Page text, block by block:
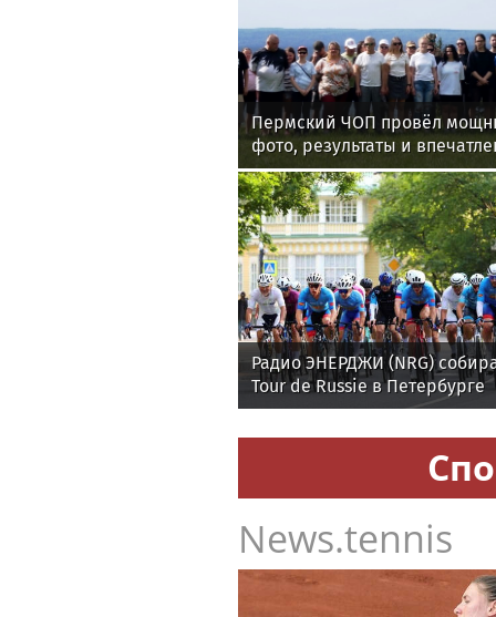
Пермский ЧОП провёл
фото, результаты и
мероприятия
Радио ЭНЕРДЖИ (NRG)
Tour de Russie в Петербурге
News.tennis